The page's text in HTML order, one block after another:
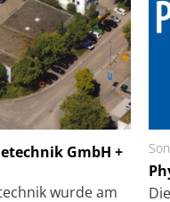
GmbH +
wurde am
+ Kirchhoff GmbH